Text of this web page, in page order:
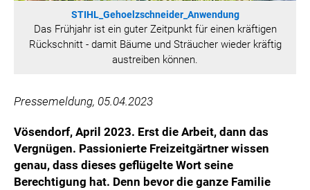
STIHL_Gehoelzschneider_Anwendung
Das Frühjahr ist ein guter Zeitpunkt für einen kräftigen
Rückschnitt - damit Bäume und Sträucher wieder kräftig
austreiben können.
Pressemeldung, 05.04.2023
Vösendorf, April 2023. Erst die Arbeit, dann das
Vergnügen. Passionierte Freizeitgärtner wissen
genau, dass dieses geflügelte Wort seine
Berechtigung hat. Denn bevor die ganze Familie